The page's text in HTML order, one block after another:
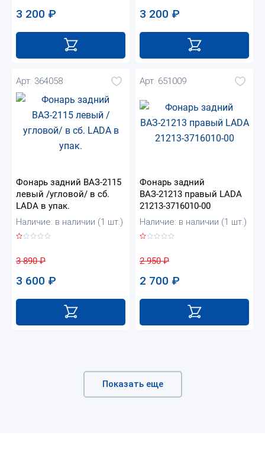
3 200 ₽ 3 200 ₽
Арт. 364058
Фонарь задний ВАЗ-2115
левый /угловой/ в сб.
LADA в упак.
Наличие: в наличии (1 шт.)
3 890₽
3 600 ₽
Арт. 651009
Фонарь задний
ВАЗ-21213 правый LADA
21213-3716010-00
Наличие: в наличии (1 шт.)
2 950₽
2 700 ₽
Показать еще